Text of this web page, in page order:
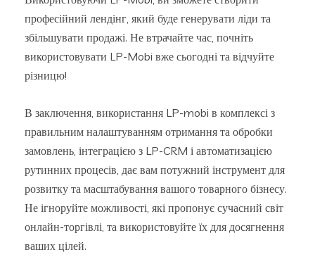
професійний лендінг, який буде генерувати ліди та
збільшувати продажі. Не втрачайте час, почніть
використовувати LP-Mobi вже сьогодні та відчуйте
різницю!
В заключення, використання LP-mobi в комплексі з
правильним налаштуванням отримання та обробки
замовлень, інтеграцією з LP-CRM і автоматизацією
рутинних процесів, дає вам потужний інструмент для
розвитку та масштабування вашого товарного бізнесу.
Не ігноруйте можливості, які пропонує сучасний світ
онлайн-торгівлі, та використовуйте їх для досягнення
ваших цілей.